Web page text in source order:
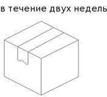
в течение двух